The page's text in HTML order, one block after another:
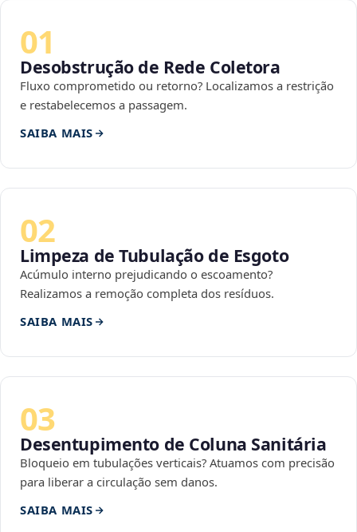
01
Desobstrução de Rede Coletora
Fluxo comprometido ou retorno? Localizamos a restrição
e restabelecemos a passagem.
SAIBA MAIS
02
Limpeza de Tubulação de Esgoto
Acúmulo interno prejudicando o escoamento?
Realizamos a remoção completa dos resíduos.
SAIBA MAIS
03
Desentupimento de Coluna Sanitária
Bloqueio em tubulações verticais? Atuamos com precisão
para liberar a circulação sem danos.
SAIBA MAIS